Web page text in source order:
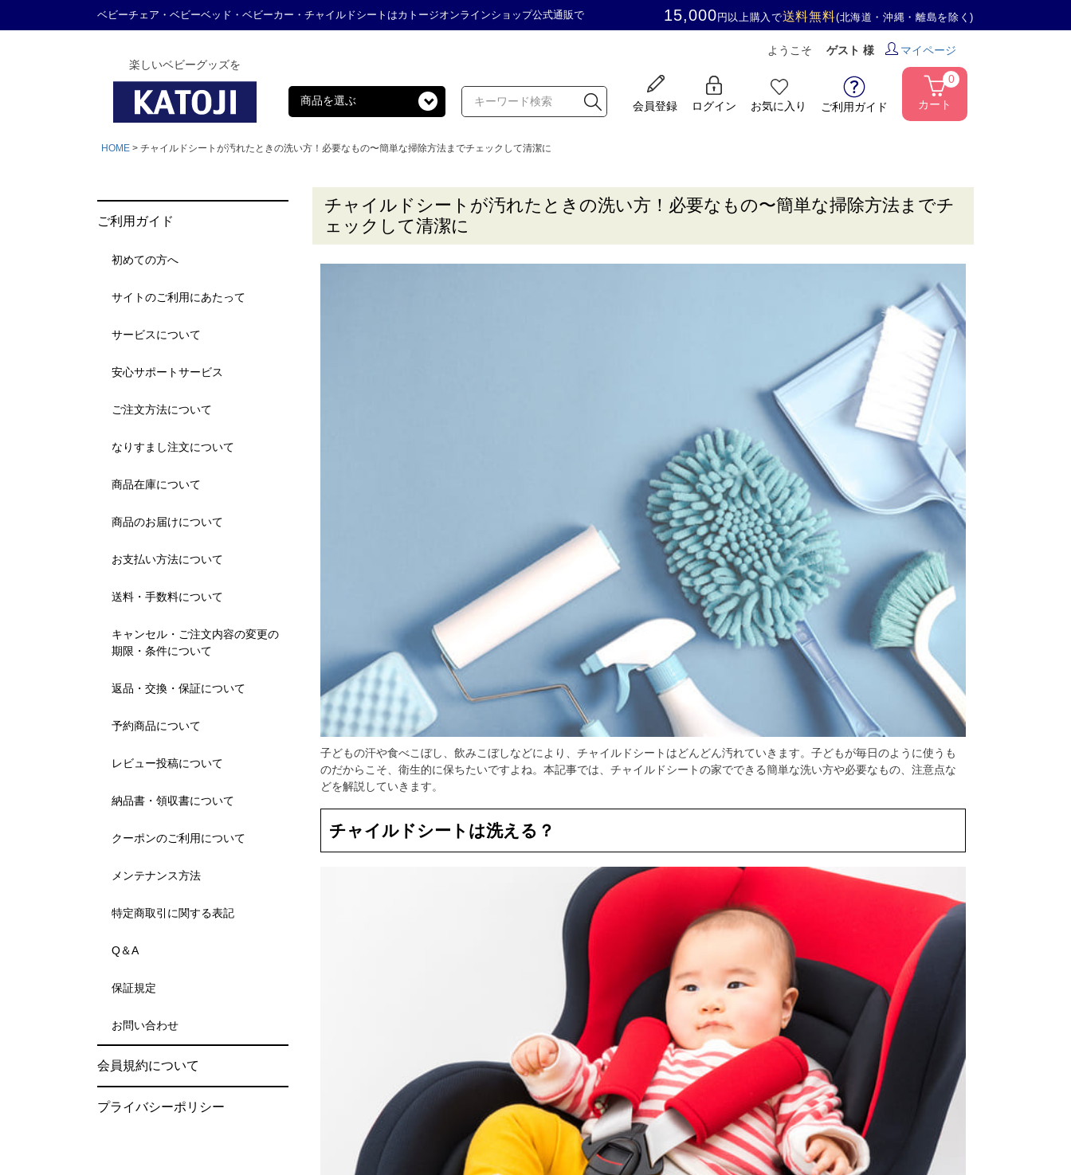
ベビーチェア・ベビーベッド・ベビーカー・チャイルドシートはカトージオンラインショップ公式通販で 15,000 円以上購入で送料無料(北海道・沖縄・離島を除く)
楽しいベビーグッズを
商品を選ぶ
ようこそ ゲスト 様 マイページ
会員登録 ログイン お気に入り ご利用ガイド カート
0
HOME チャイルドシートが汚れたときの洗い方！必要なもの〜簡単な掃除方法までチェックして清潔に
ご利用ガイド
初めての方へ
サイトのご利用にあたって
サービスについて
安心サポートサービス
ご注文方法について
なりすまし注文について
商品在庫について
商品のお届けについて
お支払い方法について
送料・手数料について
キャンセル・ご注文内容の変更の
期限・条件について
返品・交換・保証について
予約商品について
レビュー投稿について
納品書・領収書について
クーポンのご利用について
メンテナンス方法
特定商取引に関する表記
Q＆A
保証規定
お問い合わせ
会員規約について
プライバシーポリシー
チャイルドシートが汚れたときの洗い方！必要なもの〜簡単な掃除方法までチ
ェックして清潔に
子どもの汗や食べこぼし、飲みこぼしなどにより、チャイルドシートはどんどん汚れていきます。子どもが毎日のように使うも
のだからこそ、衛生的に保ちたいですよね。本記事では、チャイルドシートの家でできる簡単な洗い方や必要なもの、注意点な
どを解説していきます。
チャイルドシートは洗える？